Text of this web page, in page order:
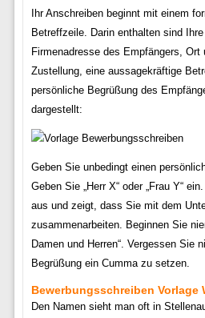
Ihr Anschreiben beginnt mit einem
Betreffzeile. Darin enthalten sind
Firmenadresse des Empfängers, Ort
Zustellung, eine aussagekräftige
persönliche Begrüßung des
dargestellt:
Geben Sie unbedingt einen
Geben Sie „Herr X“ oder „Frau Y“
aus und zeigt, dass Sie mit dem
zusammenarbeiten. Beginnen Sie
Damen und Herren“. Vergessen Sie
Begrüßung ein Cumma zu setzen.
Bewerbungsschreiben Vorlage
Den Namen sieht man oft in